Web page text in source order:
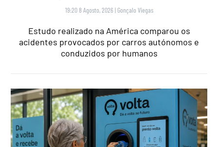
19:20 8 Agosto, 2026 | Gonçalo Viegas
Estudo realizado na América comparou os
acidentes provocados por carros autónomos e
conduzidos por humanos